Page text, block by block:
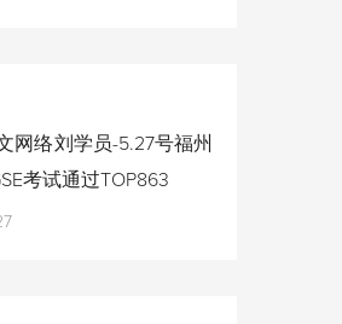
网络刘学员-5.27号福州
考试通过TOP863